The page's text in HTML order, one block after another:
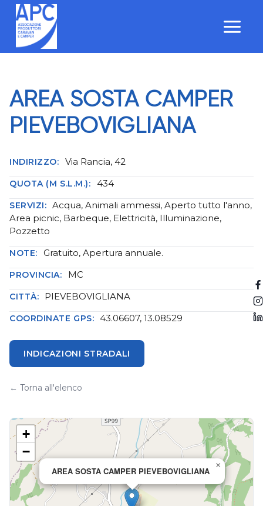
Salta
contenuto
AREA SOSTA CAMPER
PIEVEBOVIGLIANA
INDIRIZZO: Via Rancia, 42
QUOTA (M S.L.M.): 434
SERVIZI: Acqua, Animali ammessi, Aperto tutto l'anno,
Area picnic, Barbeque, Elettricità, Illuminazione,
Pozzetto
NOTE: Gratuito, Apertura annuale.
PROVINCIA: MC
CITTÀ: PIEVEBOVIGLIANA
COORDINATE GPS: 43.06607, 13.08529
INDICAZIONI STRADALI
← Torna all'elenco
AREA SOSTA CAMPER PIEVEBOVIGLIANA
×
+
−